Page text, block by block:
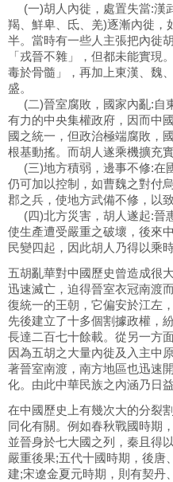
(一)胡人內徙，處置失當:漢
羯、鮮卑、氐、羌)逐漸內徙，
半。當時有一些人主張把內徙
「戎晉不雜」，但都未能實現
毒於骨髓」，再加上東漢、魏
盛。
(二)晉室腐敗，國家內亂:自
有力的中央集權政府，因而中
國之統一，但政治極端腐敗，
根基動搖。而胡人遂乘機擴充
(三)地方積弱，邊事不修:在
仍可加以控制，如曹魏之對付
郡之兵，使地方武備不修，以
(四)北方災害，胡人遂起:晉
使生產遭受嚴重之破壞，後來
民變四起，因此胡人乃得以乘
五胡亂華對中國歷史曾造成很
迅速滅亡，迫得晉室衣冠南渡
復統一的王朝，它偏安於江左
先後建立了十多個割據政權，
長達二百七十餘載。從另一方
因為五胡之大量內徙及入主中
著晉室南渡，南方地區也迅速
化。由此中華民族之內涵乃日
在中國歷史上有幾次大的分裂
同化有關。例如春秋戰國時期
並晉身於七大國之列，秦且得
嚴重後果;五代十國時期，後唐
建;宋遼金夏元時期，則有契丹